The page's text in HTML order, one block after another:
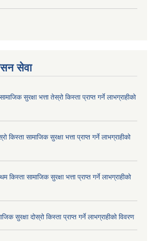
सेवा
सुरक्षा भत्ता तेस्रो किस्ता प्राप्त गर्ने लाभग्राहीको
सामाजिक सुरक्षा भत्ता प्राप्त गर्ने लाभग्राहीको
सामाजिक सुरक्षा भत्ता प्राप्त गर्ने लाभग्राहीको
सुरक्षा दोस्रो किस्ता प्राप्त गर्ने लाभग्राहीको विवरण